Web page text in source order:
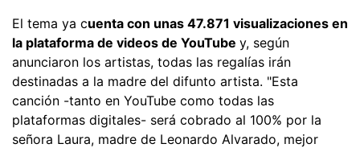
El tema ya cuenta con unas 47.871 visualizaciones en
la plataforma de videos de YouTube y, según
anunciaron los artistas, todas las regalías irán
destinadas a la madre del difunto artista. "Esta
canción -tanto en YouTube como todas las
plataformas digitales- será cobrado al 100% por la
señora Laura, madre de Leonardo Alvarado, mejor